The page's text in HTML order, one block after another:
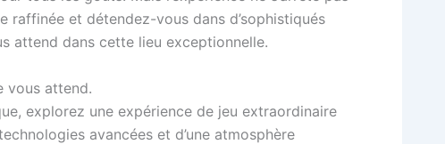
raffinée et détendez-vous dans d’sophistiqués
attend dans cette lieu exceptionnelle.
vous attend.
explorez une expérience de jeu extraordinaire
avancées et d’une atmosphère